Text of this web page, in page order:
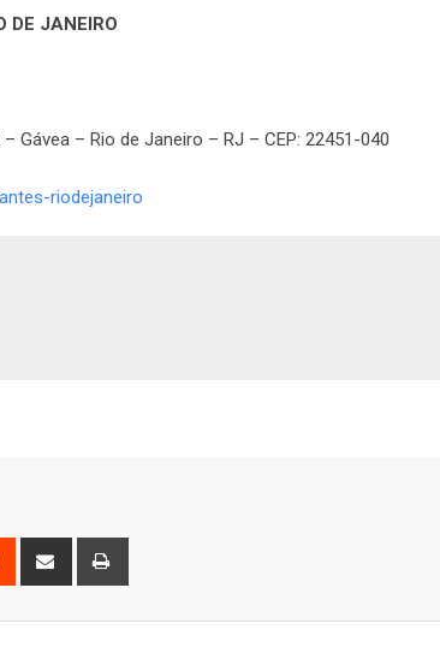
DE JANEIRO
Gávea – Rio de Janeiro – RJ – CEP: 22451-040
riodejaneiro
Reddit
Share